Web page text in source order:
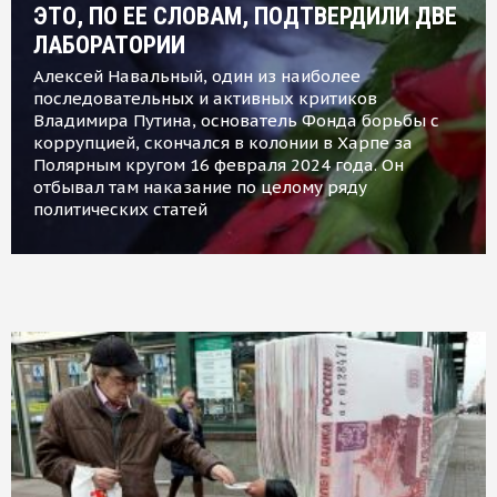
ЭТО, ПО ЕЕ СЛОВАМ, ПОДТВЕРДИЛИ ДВЕ
ЛАБОРАТОРИИ
Алексей Навальный, один из наиболее
последовательных и активных критиков
Владимира Путина, основатель Фонда борьбы с
коррупцией, скончался в колонии в Харпе за
Полярным кругом 16 февраля 2024 года. Он
отбывал там наказание по целому ряду
политических статей